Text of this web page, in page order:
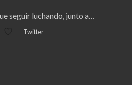
seguir luchando, junto a…
Twitter